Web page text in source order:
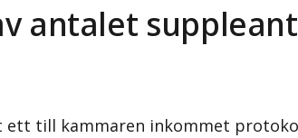
antalet
ett till kammaren inkommet